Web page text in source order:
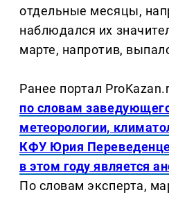
отдельные месяцы,
наблюдался их
марте, напротив,
Ранее портал
по словам
метеорологии,
КФУ Юрия
в этом году является
По словам эксперта,